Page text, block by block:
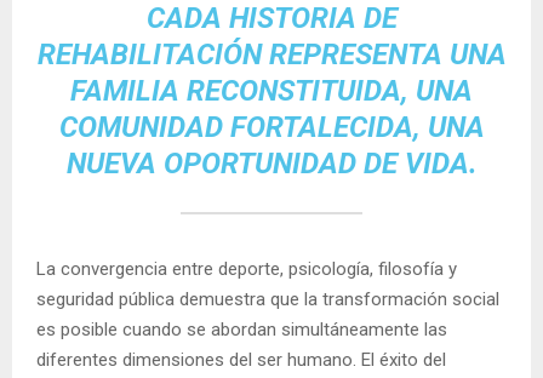
CADA HISTORIA DE
REHABILITACIÓN REPRESENTA UNA
FAMILIA RECONSTITUIDA, UNA
COMUNIDAD FORTALECIDA, UNA
NUEVA OPORTUNIDAD DE VIDA.
La convergencia entre deporte, psicología, filosofía y
seguridad pública demuestra que la transformación social
es posible cuando se abordan simultáneamente las
diferentes dimensiones del ser humano. El éxito del